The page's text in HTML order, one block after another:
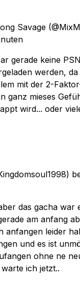
Savage
gerade keine
werden,
mit der 2-
ganz mieses
wird... oder
das gacha war
am anfang
anfangen leider
und es ist
ohne ne
ich jetzt..